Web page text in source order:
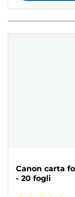
Canon carta
- 20 fogli